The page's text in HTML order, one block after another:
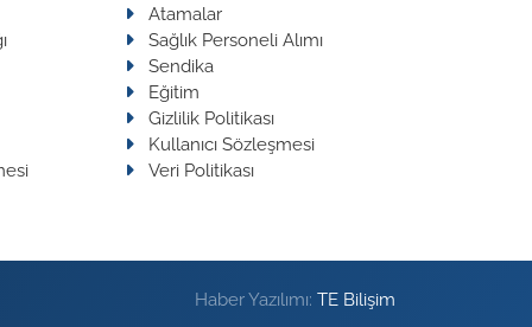
Atamalar
Sağlık Personeli Alımı
Sendika
Eğitim
Gizlilik Politikası
Kullanıcı Sözleşmesi
Veri Politikası
Haber Yazılımı:TE Bilişim